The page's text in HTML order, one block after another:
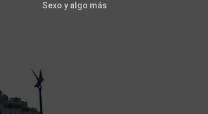
Sexo y algo más